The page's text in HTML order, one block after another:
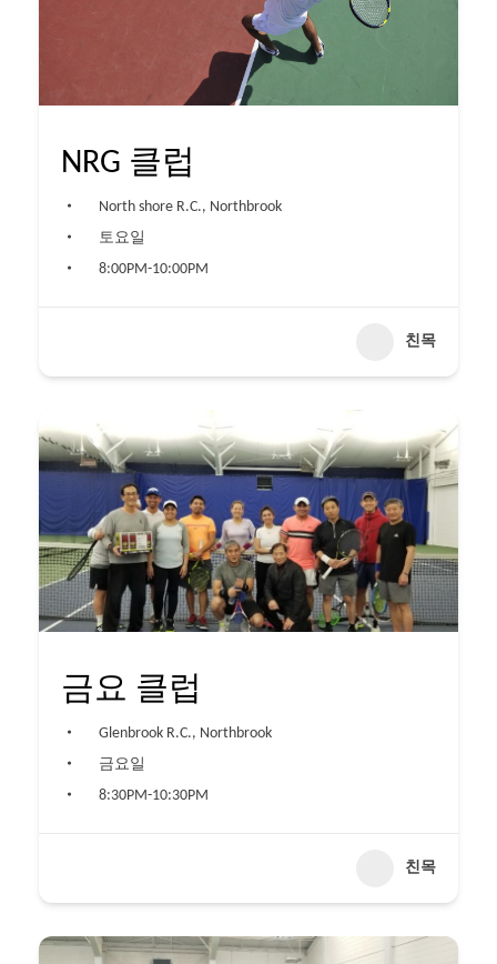
NRG 클럽
North shore R.C., Northbrook
토요일
8:00PM-10:00PM
친목
금요 클럽
Glenbrook R.C., Northbrook
금요일
8:30PM-10:30PM
친목